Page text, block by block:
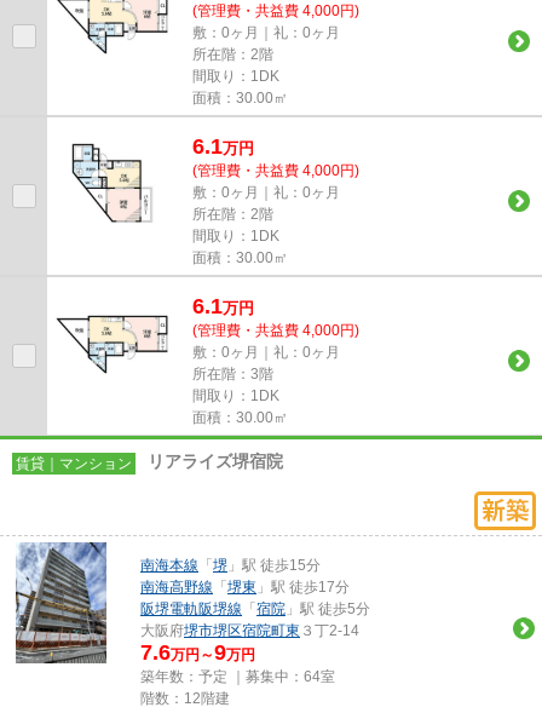
(管理費・共益費 4,000円)
敷：0ヶ月｜礼：0ヶ月
所在階：2階
間取り：1DK
面積：30.00㎡
6.1万円
(管理費・共益費 4,000円)
敷：0ヶ月｜礼：0ヶ月
所在階：2階
間取り：1DK
面積：30.00㎡
6.1万円
(管理費・共益費 4,000円)
敷：0ヶ月｜礼：0ヶ月
所在階：3階
間取り：1DK
面積：30.00㎡
賃貸｜マンション リアライズ堺宿院
南海本線 「 堺 」駅 徒歩15分
南海高野線 「 堺東 」駅 徒歩17分
阪堺電軌阪堺線 「 宿院 」駅 徒歩5分
大阪府堺市堺区宿院町東 ３丁2-14
7.6万円～9万円
築年数：予定 ｜募集中： 64室
階数：12階建